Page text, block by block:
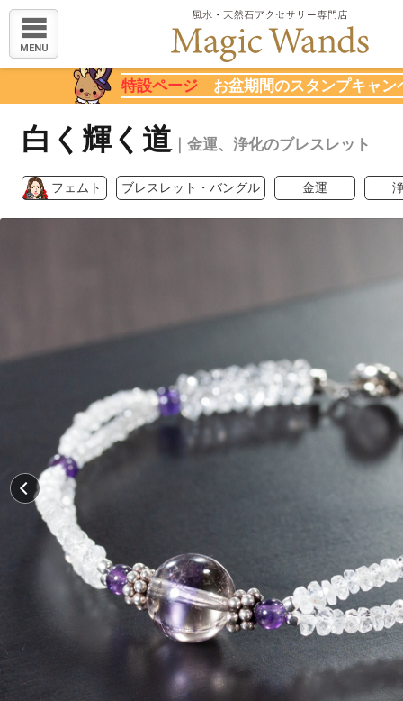
MENU
特設ページ お盆期間のスタンプキャン
白く輝く道｜金運、浄化のブレスレット
フェムト ブレスレット・バングル 金運